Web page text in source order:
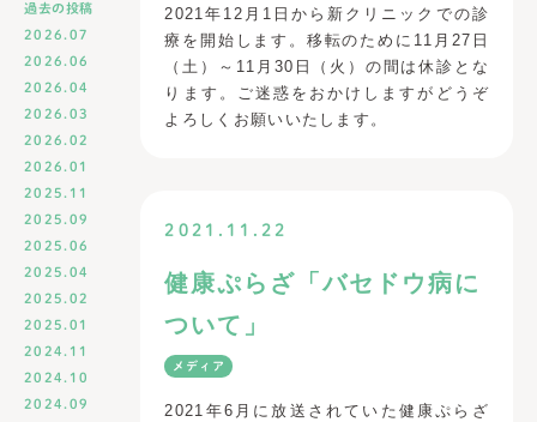
過去の投稿
2026.07
2026.06
2026.04
2026.03
2026.02
2026.01
2025.11
2025.09
2025.06
2025.04
2025.02
2025.01
2024.11
2024.10
2024.09
2021年12月1日から新クリニックでの診
療を開始します。移転のために11月27日
（土）～11月30日（火）の間は休診とな
ります。ご迷惑をおかけしますがどうぞ
よろしくお願いいたします。
2021.11.22
健康ぷらざ「バセドウ病に
ついて」
メディア
2021年6月に放送されていた健康ぷらざ